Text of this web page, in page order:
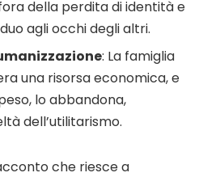
della perdita di identità e
agli occhi degli altri.
: La famiglia
una risorsa economica, e
lo abbandona,
dell’utilitarismo.
che riesce a